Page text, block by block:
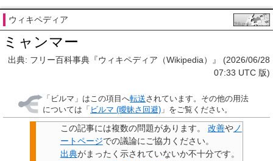
ウィキペディア
ミャンマー
出典: フリー百科事典『ウィキペディア（Wikipedia）』 (2026/06/28
07:33 UTC 版)
「 ビルマ 」はこの項目へ転送されています。その他の用法
については「 ビルマ (曖昧さ回避) 」をご覧ください。
この記事には複数の問題があります。 改善やノ
ートページでの議論にご協力ください。
出典がまったく示されていないか不十分です。